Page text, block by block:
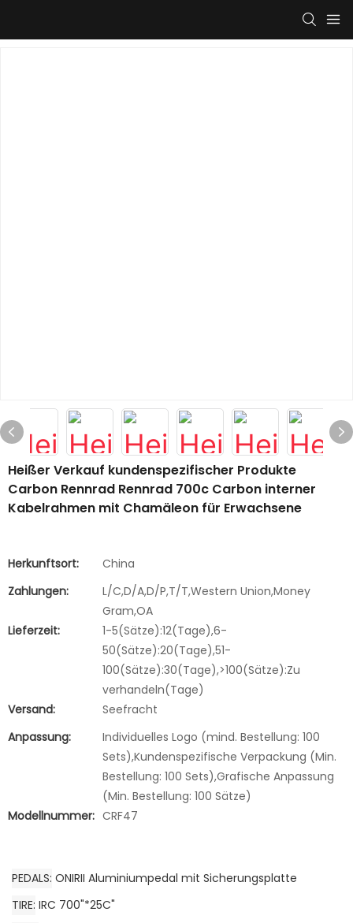
Heißer Verkauf kundenspezifischer Produkte
Carbon Rennrad Rennrad 700c Carbon interner
Kabelrahmen mit Chamäleon für Erwachsene
Herkunftsort:
China
Zahlungen:
L/C,D/A,D/P,T/T,Western Union,Money
Gram,OA
Lieferzeit:
1-5(Sätze):12(Tage),6-
50(Sätze):20(Tage),51-
100(Sätze):30(Tage),>100(Sätze):Zu
verhandeln(Tage)
Versand:
Seefracht
Anpassung:
Individuelles Logo (mind. Bestellung: 100
Sets),Kundenspezifische Verpackung (Min.
Bestellung: 100 Sets),Grafische Anpassung
(Min. Bestellung: 100 Sätze)
Modellnummer: CRF47
PEDALS ONIRII Aluminiumpedal mit Sicherungsplatte
TIRE IRC 700"*25C"